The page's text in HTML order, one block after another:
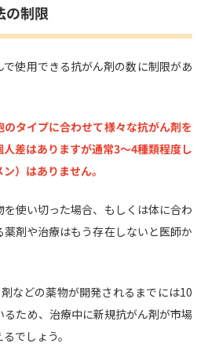
の制限
使用できる抗がん剤の数に制限があ
タイプに合わせて様々な抗がん剤を
差はありますが通常3～4種類程度し
）はありません。
使い切った場合、もしくは体に合わ
剤や治療はもう存在しないと医師か
などの薬物が開発されるまでには10
ため、治療中に新規抗がん剤が市場
でしょう。